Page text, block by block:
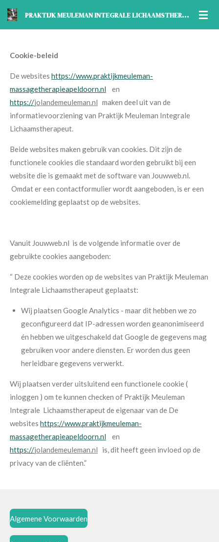
Ga
P
RAKTIJK MEULEMAN INTEGRALE LICHAAMSTHERAPEUT
Cookie-beleid
De websites https://www.praktijkmeuleman-
massagetherapieapeldoorn.nl en
https://jolandemeuleman.nl maken deel uit van de
informatievoorziening van Praktijk Meuleman Integrale
Lichaamstherapeut.
Beide websites maken gebruik van cookies. Dit zijn de
functionele cookies die standaard worden gebruikt bij een
website die is gemaakt met de software van Jouwweb.nl.
Omdat er een contactformulier wordt aangeboden, is er een
cookiemelding geplaatst op de websites.
Vanuit Jouwweb.nl is de volgende informatie over de
gebruikte cookies aangeboden:
“ Deze cookies worden op de websites van Praktijk Meuleman
Integrale Lichaamstherapeut geplaatst:
Wij plaatsen Google Analytics - maar dit hebben we zo
geconfigureerd dat IP-adressen worden geanonimiseerd
én hebben we uitgeschakeld dat Google de gegevens mag
gebruiken voor andere diensten. Er worden dus geen
herleidbare gegevens verwerkt.
Wij plaatsen verder uitsluitend een functionele cookie (
inloggen ) om te kunnen checken of Praktijk Meuleman
Integrale Lichaamstherapeut de eigenaar van de De
websites https://www.praktijkmeuleman-
massagetherapieapeldoorn.nl en
https://jolandemeuleman.nl is, dit heeft geen invloed op de
privacy van de cliënten.”
Algemene Voorwaarden